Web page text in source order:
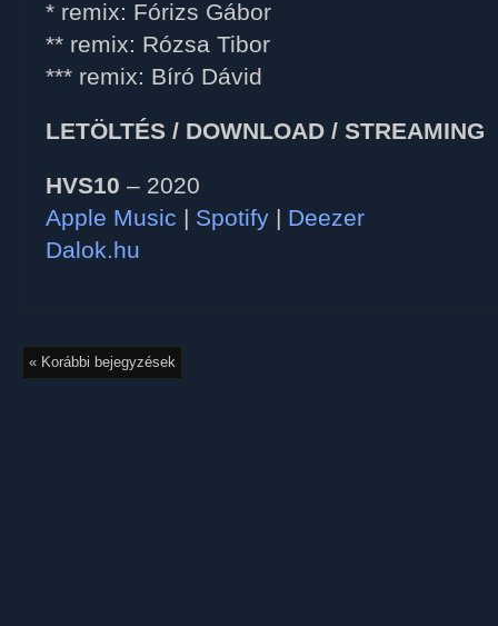
* remix: Fórizs Gábor
** remix: Rózsa Tibor
*** remix: Bíró Dávid
LETÖLTÉS / DOWNLOAD / STREAMING
HVS10 – 2020
Apple Music | Spotify | Deezer
Dalok.hu
« Korábbi bejegyzések